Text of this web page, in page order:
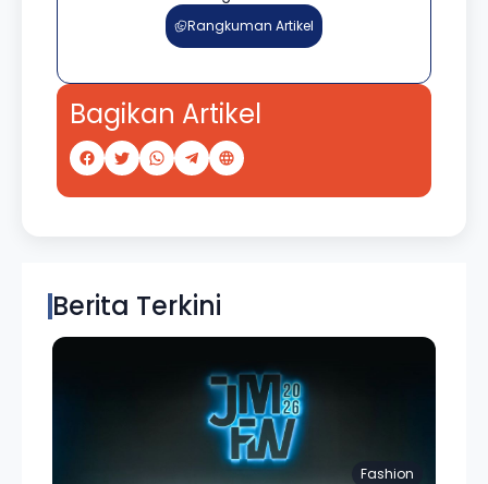
Rangkuman Artikel
Bagikan Artikel
Berita Terkini
Fashion